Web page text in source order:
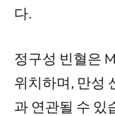
다.
정구성 빈혈은
위치하며, 만성
과 연관될 수 있